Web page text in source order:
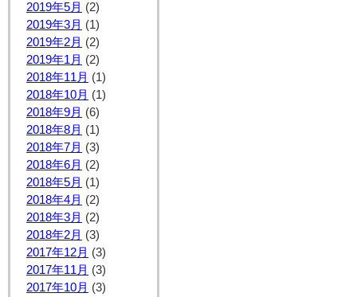
2019年5月 (2)
2019年3月 (1)
2019年2月 (2)
2019年1月 (2)
2018年11月 (1)
2018年10月 (1)
2018年9月 (6)
2018年8月 (1)
2018年7月 (3)
2018年6月 (2)
2018年5月 (1)
2018年4月 (2)
2018年3月 (2)
2018年2月 (3)
2017年12月 (3)
2017年11月 (3)
2017年10月 (3)